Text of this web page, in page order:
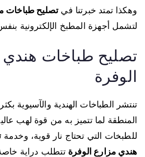
وهكذا تمتد خبرتنا فيتصليح طباخات
لتشمل أجهزة المطبخ الإلكترونية
تصليح طباخات هندي
الوفرة
تنتشر الطباخات الهندية والآسيوية
المنطقة لما تتميز به من قوة لهب
للطبخات التي تحتاج نار قوية، وخدمة
هندي مزارع الوفرة تتطلب دراية